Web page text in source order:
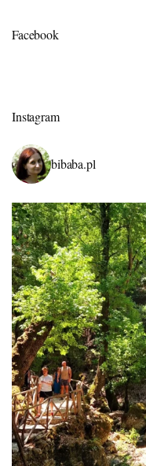
Facebook
Instagram
bibaba.pl